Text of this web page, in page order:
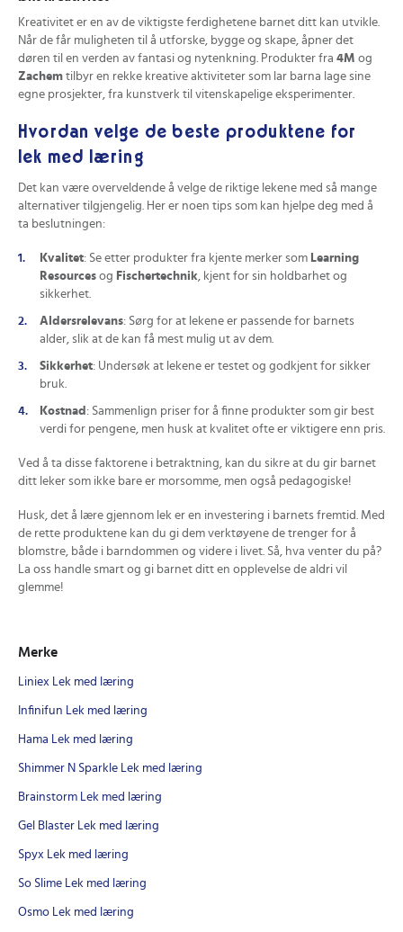
Kreativitet er en av de viktigste ferdighetene barnet ditt kan utvikle.
Når de får muligheten til å utforske, bygge og skape, åpner det
døren til en verden av fantasi og nytenkning. Produkter fra 4M og
Zachem tilbyr en rekke kreative aktiviteter som lar barna lage sine
egne prosjekter, fra kunstverk til vitenskapelige eksperimenter.
Hvordan velge de beste produktene for
lek med læring
Det kan være overveldende å velge de riktige lekene med så mange
alternativer tilgjengelig. Her er noen tips som kan hjelpe deg med å
ta beslutningen:
Kvalitet: Se etter produkter fra kjente merker som Learning
Resources og Fischertechnik, kjent for sin holdbarhet og
sikkerhet.
Aldersrelevans: Sørg for at lekene er passende for barnets
alder, slik at de kan få mest mulig ut av dem.
Sikkerhet: Undersøk at lekene er testet og godkjent for sikker
bruk.
Kostnad : Sammenlign priser for å finne produkter som gir best
verdi for pengene, men husk at kvalitet ofte er viktigere enn pris.
Ved å ta disse faktorene i betraktning, kan du sikre at du gir barnet
ditt leker som ikke bare er morsomme, men også pedagogiske!
Husk, det å lære gjennom lek er en investering i barnets fremtid. Med
de rette produktene kan du gi dem verktøyene de trenger for å
blomstre, både i barndommen og videre i livet. Så, hva venter du på?
La oss handle smart og gi barnet ditt en opplevelse de aldri vil
glemme!
Merke
Liniex Lek med læring
Infinifun Lek med læring
Hama Lek med læring
Shimmer N Sparkle Lek med læring
Brainstorm Lek med læring
Gel Blaster Lek med læring
Spyx Lek med læring
So Slime Lek med læring
Osmo Lek med læring